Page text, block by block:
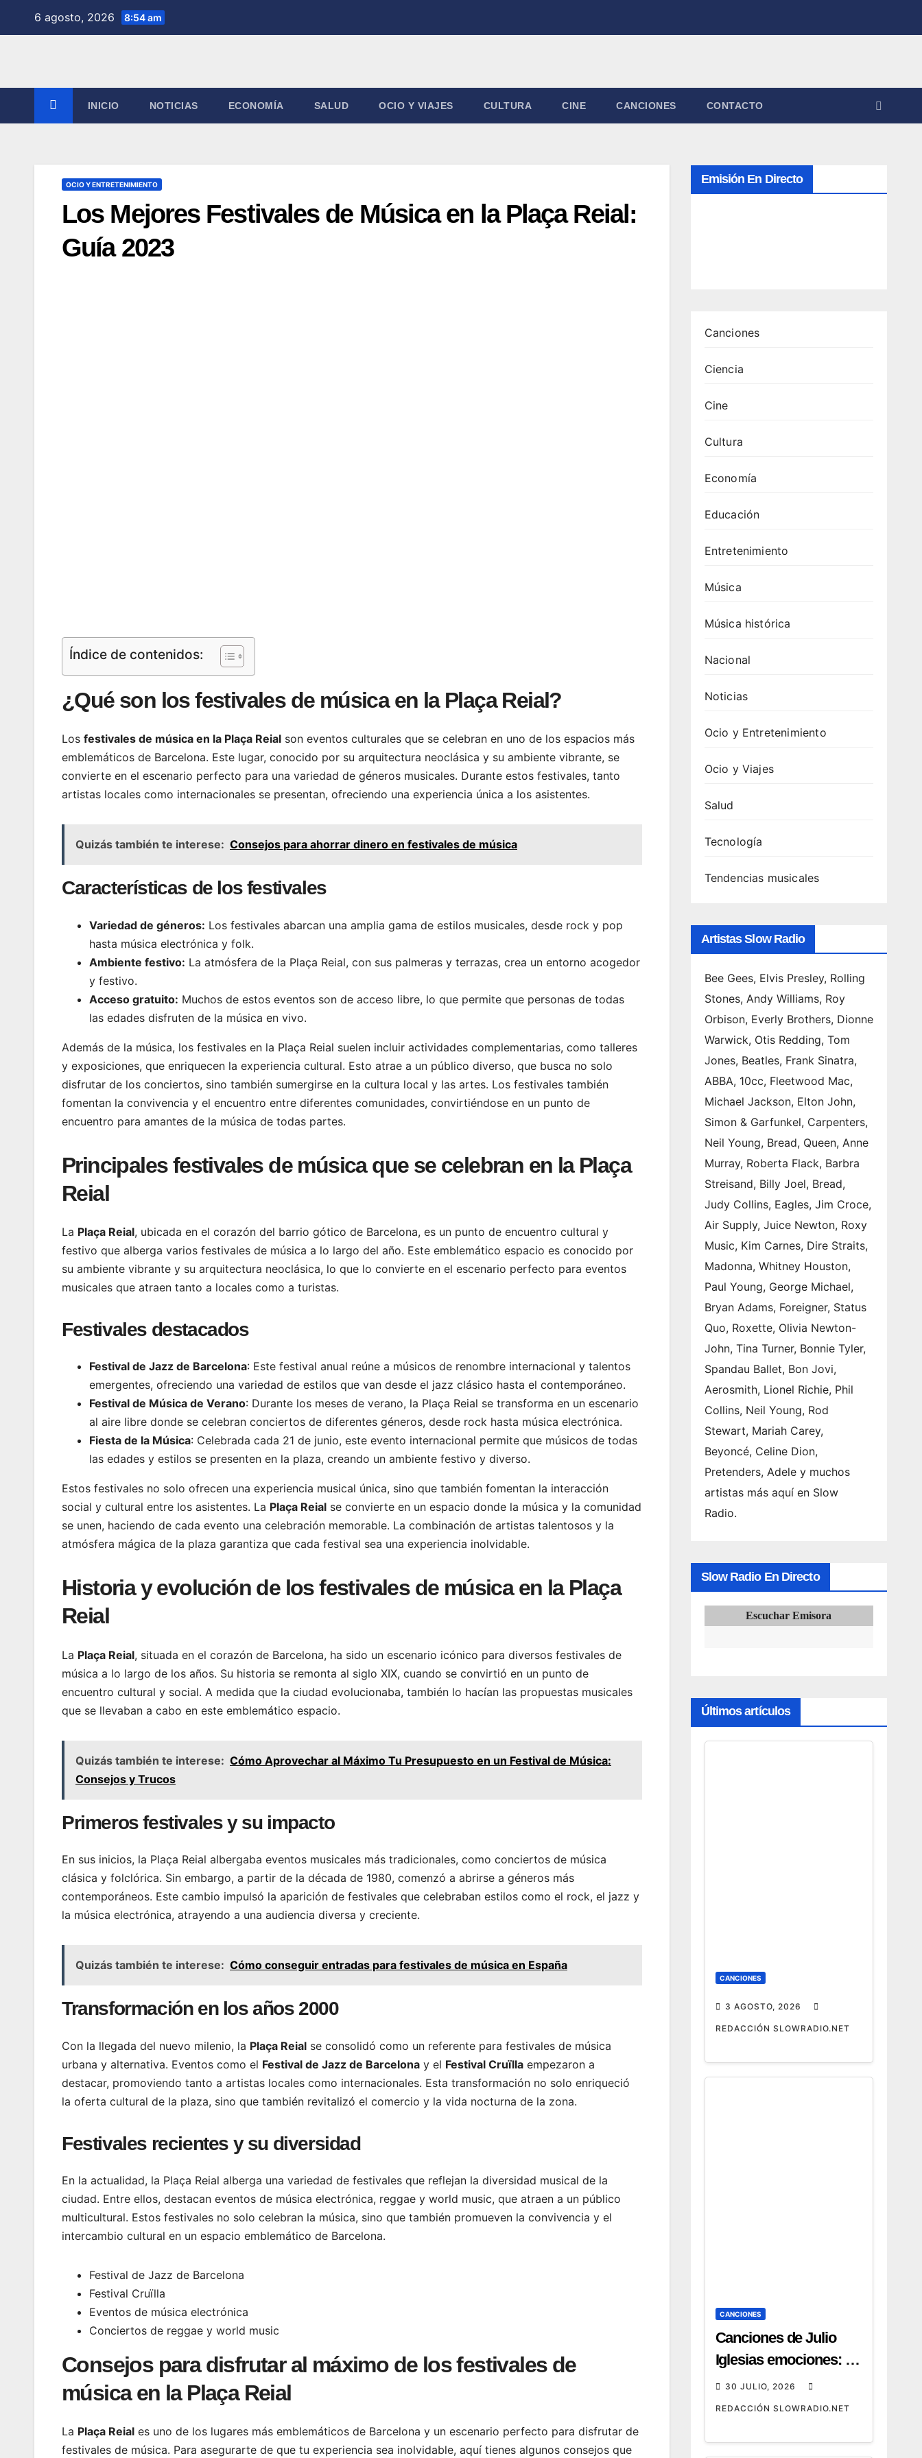
6 agosto, 2026 8:54 am
INICIO NOTICIAS ECONOMÍA SALUD OCIO Y VIAJES CULTURA CINE CANCIONES CONTACTO
OCIO Y ENTRETENIMIENTO
Los Mejores Festivales de Música en la Plaça Reial:
Guía 2023
Índice de contenidos:
¿Qué son los festivales de música en la Plaça Reial?
Los festivales de música en la Plaça Reial son eventos culturales que se celebran en uno de los espacios más
emblemáticos de Barcelona. Este lugar, conocido por su arquitectura neoclásica y su ambiente vibrante, se
convierte en el escenario perfecto para una variedad de géneros musicales. Durante estos festivales, tanto
artistas locales como internacionales se presentan, ofreciendo una experiencia única a los asistentes.
Quizás también te interese: Consejos para ahorrar dinero en festivales de música
Características de los festivales
Variedad de géneros: Los festivales abarcan una amplia gama de estilos musicales, desde rock y pop
hasta música electrónica y folk.
Ambiente festivo: La atmósfera de la Plaça Reial, con sus palmeras y terrazas, crea un entorno acogedor
y festivo.
Acceso gratuito: Muchos de estos eventos son de acceso libre, lo que permite que personas de todas
las edades disfruten de la música en vivo.
Además de la música, los festivales en la Plaça Reial suelen incluir actividades complementarias, como talleres
y exposiciones, que enriquecen la experiencia cultural. Esto atrae a un público diverso, que busca no solo
disfrutar de los conciertos, sino también sumergirse en la cultura local y las artes. Los festivales también
fomentan la convivencia y el encuentro entre diferentes comunidades, convirtiéndose en un punto de
encuentro para amantes de la música de todas partes.
Principales festivales de música que se celebran en la Plaça
Reial
La Plaça Reial, ubicada en el corazón del barrio gótico de Barcelona, es un punto de encuentro cultural y
festivo que alberga varios festivales de música a lo largo del año. Este emblemático espacio es conocido por
su ambiente vibrante y su arquitectura neoclásica, lo que lo convierte en el escenario perfecto para eventos
musicales que atraen tanto a locales como a turistas.
Festivales destacados
Festival de Jazz de Barcelona: Este festival anual reúne a músicos de renombre internacional y talentos
emergentes, ofreciendo una variedad de estilos que van desde el jazz clásico hasta el contemporáneo.
Festival de Música de Verano: Durante los meses de verano, la Plaça Reial se transforma en un escenario
al aire libre donde se celebran conciertos de diferentes géneros, desde rock hasta música electrónica.
Fiesta de la Música: Celebrada cada 21 de junio, este evento internacional permite que músicos de todas
las edades y estilos se presenten en la plaza, creando un ambiente festivo y diverso.
Estos festivales no solo ofrecen una experiencia musical única, sino que también fomentan la interacción
social y cultural entre los asistentes. La Plaça Reial se convierte en un espacio donde la música y la comunidad
se unen, haciendo de cada evento una celebración memorable. La combinación de artistas talentosos y la
atmósfera mágica de la plaza garantiza que cada festival sea una experiencia inolvidable.
Historia y evolución de los festivales de música en la Plaça
Reial
La Plaça Reial, situada en el corazón de Barcelona, ha sido un escenario icónico para diversos festivales de
música a lo largo de los años. Su historia se remonta al siglo XIX, cuando se convirtió en un punto de
encuentro cultural y social. A medida que la ciudad evolucionaba, también lo hacían las propuestas musicales
que se llevaban a cabo en este emblemático espacio.
Quizás también te interese: Cómo Aprovechar al Máximo Tu Presupuesto en un Festival de Música:
Consejos y Trucos
Primeros festivales y su impacto
En sus inicios, la Plaça Reial albergaba eventos musicales más tradicionales, como conciertos de música
clásica y folclórica. Sin embargo, a partir de la década de 1980, comenzó a abrirse a géneros más
contemporáneos. Este cambio impulsó la aparición de festivales que celebraban estilos como el rock, el jazz y
la música electrónica, atrayendo a una audiencia diversa y creciente.
Quizás también te interese: Cómo conseguir entradas para festivales de música en España
Transformación en los años 2000
Con la llegada del nuevo milenio, la Plaça Reial se consolidó como un referente para festivales de música
urbana y alternativa. Eventos como el Festival de Jazz de Barcelona y el Festival Cruïlla empezaron a
destacar, promoviendo tanto a artistas locales como internacionales. Esta transformación no solo enriqueció
la oferta cultural de la plaza, sino que también revitalizó el comercio y la vida nocturna de la zona.
Festivales recientes y su diversidad
En la actualidad, la Plaça Reial alberga una variedad de festivales que reflejan la diversidad musical de la
ciudad. Entre ellos, destacan eventos de música electrónica, reggae y world music, que atraen a un público
multicultural. Estos festivales no solo celebran la música, sino que también promueven la convivencia y el
intercambio cultural en un espacio emblemático de Barcelona.
Festival de Jazz de Barcelona
Festival Cruïlla
Eventos de música electrónica
Conciertos de reggae y world music
Consejos para disfrutar al máximo de los festivales de
música en la Plaça Reial
La Plaça Reial es uno de los lugares más emblemáticos de Barcelona y un escenario perfecto para disfrutar de
festivales de música. Para asegurarte de que tu experiencia sea inolvidable, aquí tienes algunos consejos que
Emisión En Directo
Canciones
Ciencia
Cine
Cultura
Economía
Educación
Entretenimiento
Música
Música histórica
Nacional
Noticias
Ocio y Entretenimiento
Ocio y Viajes
Salud
Tecnología
Tendencias musicales
Artistas Slow Radio
Bee Gees, Elvis Presley, Rolling
Stones, Andy Williams, Roy
Orbison, Everly Brothers, Dionne
Warwick, Otis Redding, Tom
Jones, Beatles, Frank Sinatra,
ABBA, 10cc, Fleetwood Mac,
Michael Jackson, Elton John,
Simon & Garfunkel, Carpenters,
Neil Young, Bread, Queen, Anne
Murray, Roberta Flack, Barbra
Streisand, Billy Joel, Bread,
Judy Collins, Eagles, Jim Croce,
Air Supply, Juice Newton, Roxy
Music, Kim Carnes, Dire Straits,
Madonna, Whitney Houston,
Paul Young, George Michael,
Bryan Adams, Foreigner, Status
Quo, Roxette, Olivia Newton-
John, Tina Turner, Bonnie Tyler,
Spandau Ballet, Bon Jovi,
Aerosmith, Lionel Richie, Phil
Collins, Neil Young, Rod
Stewart, Mariah Carey,
Beyoncé, Celine Dion,
Pretenders, Adele y muchos
artistas más aquí en Slow
Radio.
Slow Radio En Directo
Escuchar Emisora
Últimos artículos
CANCIONES
3 AGOSTO, 2026
REDACCIÓN SLOWRADIO.NET
CANCIONES
Canciones de Julio
Iglesias emociones: 12
temas que emocionan
30 JULIO, 2026
REDACCIÓN SLOWRADIO.NET